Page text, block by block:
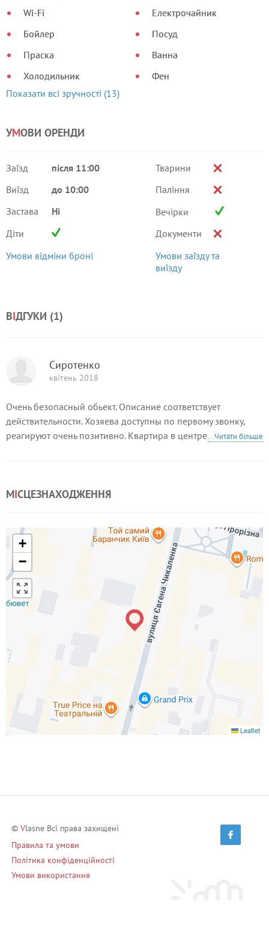
Wi-Fi
Бойлер
Праска
Холодильник
Електрочайник
Посуд
Ванна
Фен
Показати всі зручності (13)
УМОВИ ОРЕНДИ
Заїзд
після 11:00
Виїзд
до 10:00
Застава
Ні
Діти
Умови відміни броні
Тварини
Паління
Вечірки
Документи
Умови заїзду та
виїзду
ВІДГУКИ (1)
Сиротенко
квітень 2018
Очень безопасный обьект. Описание соответствует
действительности. Хозяева доступны по первому звонку,
реагируют очень позитивно. Квартира в центре города и
...Читати більше
МІСЦЕЗНАХОДЖЕННЯ
+
−
Leaflet
© Vlasne Всі права захищені
Правила та умови
Політика конфіденційності
Умови використання